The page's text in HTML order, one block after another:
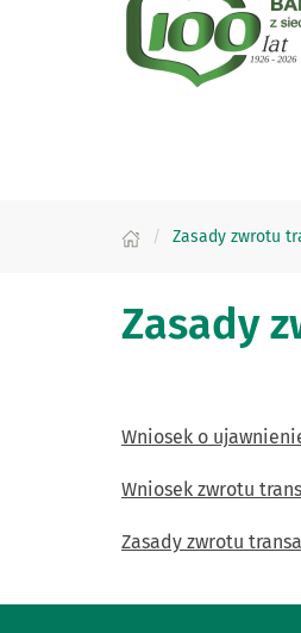
Zasady zwrotu
Zasady
Wniosek o
Wniosek zwrotu
Zasady zwrotu